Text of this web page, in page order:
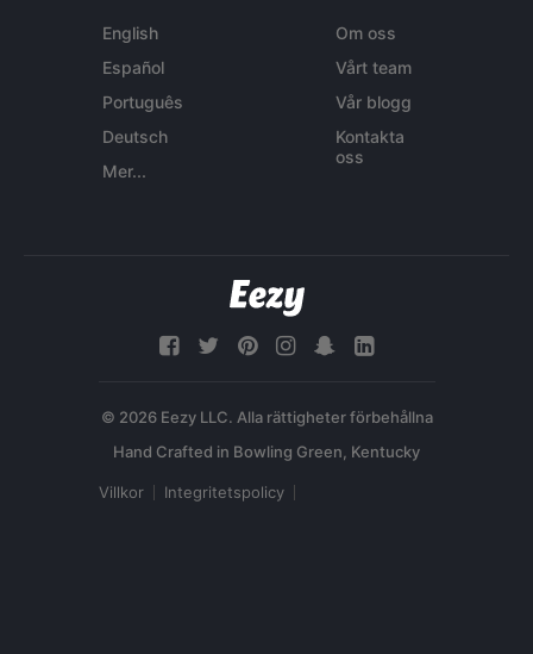
English
Español
Português
Deutsch
Mer...
Om oss
Vårt team
Vår blogg
Kontakta
oss
© 2026 Eezy LLC. Alla rättigheter förbehållna
Villkor Integritetspolicy